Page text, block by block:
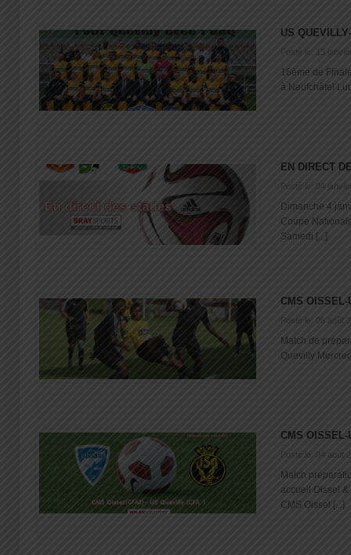
US
Posté le: 13
16ème de
à Neufchâtel
EN DIRECT
Posté le: 04
Dimanche 4
Coupe
Samedi [...]
CMS OISSEL-
Posté le: 06 août
Match de
Quevilly
CMS OISSEL-
Posté le: 04 août
Match
accueil Oissel
CMS Oissel [...]